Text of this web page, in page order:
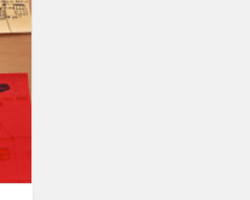
mokiniai